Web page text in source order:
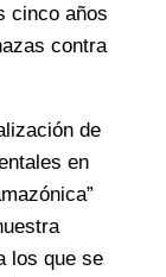
cinco años
contra
de
en
los que se